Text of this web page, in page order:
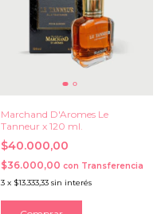
Marchand D'Aromes Le
Tanneur x 120 ml.
$40.000,00
$36.000,00 con Transferencia
3 x $13.333,33 sin interés